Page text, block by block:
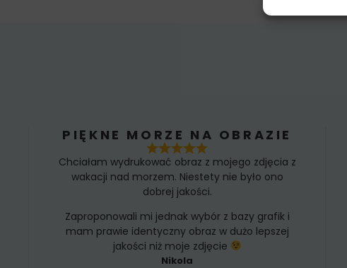
PIĘKNE MORZE NA OBRAZIE
Chciałam wydrukować obraz z mojego zdjęcia z
wakacji nad morzem. Niestety nie było ono
dobrej jakości.
Zaproponowali mi jednak wybór z bazy grafik i
mam prawie identyczny obraz w dużo lepszej
jakości niż moje zdjęcie
Nikola